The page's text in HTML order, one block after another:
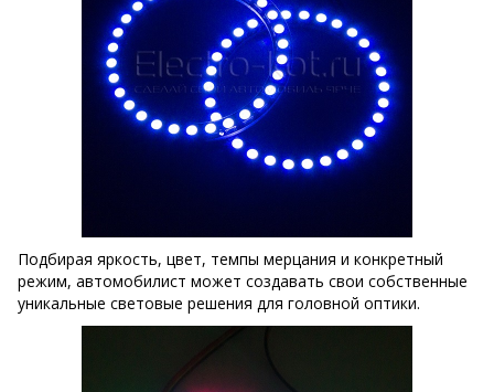
Подбирая яркость, цвет, темпы мерцания и конкретный
режим, автомобилист может создавать свои собственные
уникальные световые решения для головной оптики.